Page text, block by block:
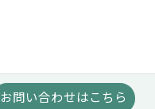
お問い合わせはこちら